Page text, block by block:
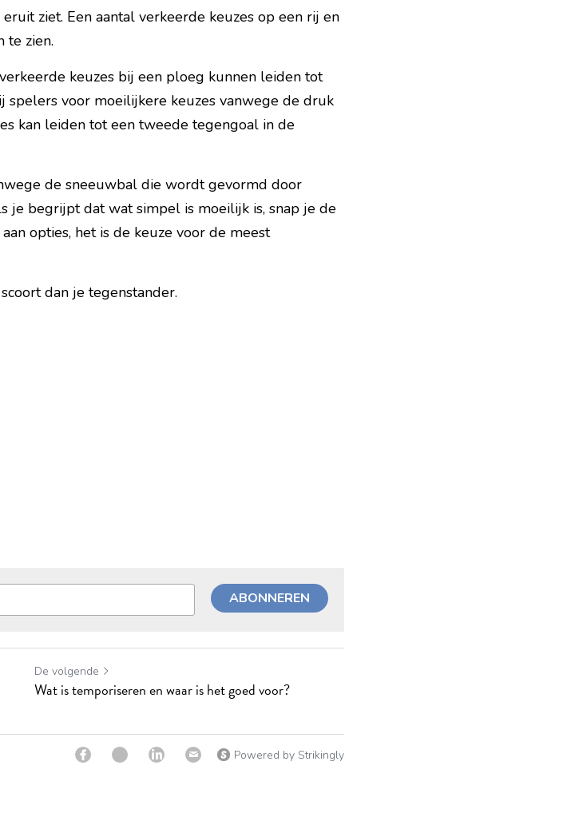
ziet. Een aantal verkeerde keuzes op een rij en
te zien.
keuzes bij een ploeg kunnen leiden tot
spelers voor moeilijkere keuzes vanwege de druk
de sneeuwbal die wordt gevormd door
je begrijpt dat wat simpel is moeilijk is, snap je de
opties, het is de keuze voor de meest
dan je tegenstander.
ABONNEREN
De volgende
Wat is temporiseren en waar is het goed voor?
Powered by Strikingly